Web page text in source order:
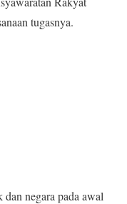
tugasnya.
negara pada awal